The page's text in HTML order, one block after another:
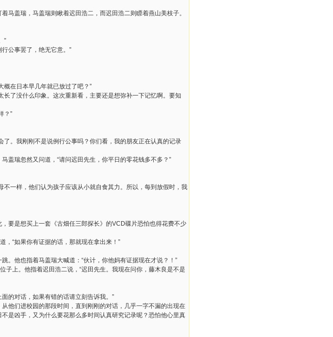
马盖瑞，马盖瑞则瞅着迟田浩二，而迟田浩二则瞟着燕山美枝子。
”
公事罢了，绝无它意。”
概在日本早几年就已放过了吧？”
了没什么印象。这次重新看，主要还是想弥补一下记忆啊。要知
？”
。我刚刚不是说例行公事吗？你们看，我的朋友正在认真的记录
盖瑞忽然又问道，“请问迟田先生，你平日的零花钱多不多？”
一样，他们认为孩子应该从小就自食其力。所以，每到放假时，我
要是想买上一套《古畑任三郎探长》的VCD碟片恐怕也得花费不少
，“如果你有证据的话，那就现在拿出来！”
。他也指着马盖瑞大喊道：“伙计，你他妈有证据现在才说？！”
子上。他指着迟田浩二说，“迟田先生。我现在问你，藤木良是不是
的对话，如果有错的话请立刻告诉我。”
他们进校园的那段时间，直到刚刚的对话，几乎一字不漏的出现在
是凶手，又为什么要花那么多时间认真研究记录呢？恐怕他心里真